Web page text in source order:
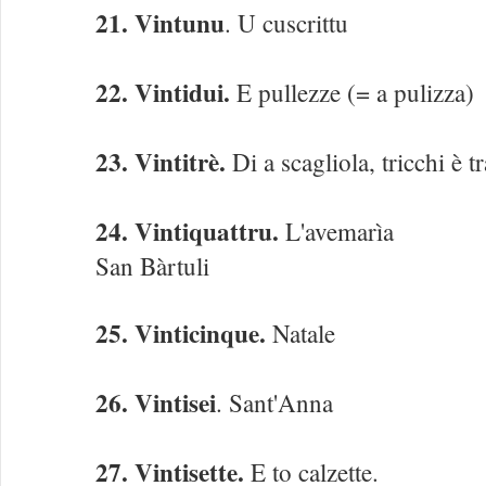
21. Vintunu. U cuscrittu
22. Vintidui. E pullezze (= a pulizza)
23. Vintitrè. Di a scagliola, tricchi è
24. Vintiquattru. L'avemarìa
San Bàrtuli
25. Vinticinque. Natale
26. Vintisei. Sant'Anna
27. Vintisette. E to calzette.